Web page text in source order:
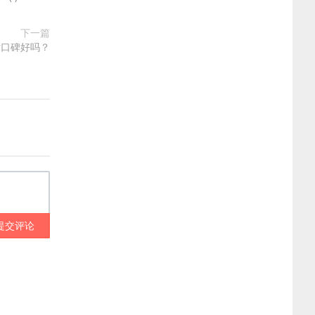
下一篇
碑好吗？
交评论